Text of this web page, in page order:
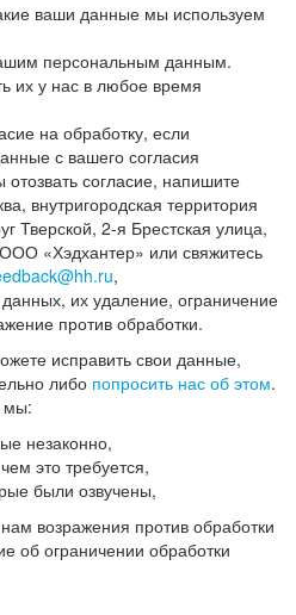
ваши данные мы используем
персональным данным.
их у нас в любое время
на обработку, если
с вашего согласия
отозвать согласие, напишите
внутригородская территория
Тверской, 2-я Брестская улица,
«Хэдхантер» или свяжитесь
,
их удаление, ограничение
против обработки.
исправить свои данные,
либо попросить нас об этом.
мы:
незаконно,
это требуется,
были озвучены,
возражения против обработки
об ограничении обработки